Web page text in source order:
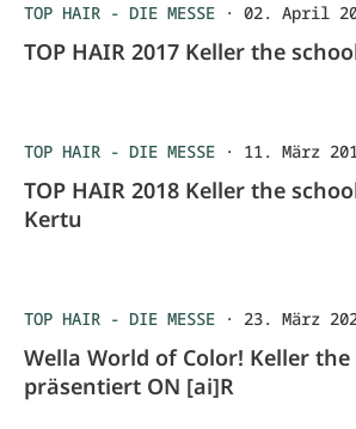
TOP HAIR - DIE MESSE · 02. April
TOP HAIR 2017 Keller the
TOP HAIR - DIE MESSE · 11. März
TOP HAIR 2018 Keller the
Kertu
TOP HAIR - DIE MESSE · 23. März
Wella World of Color! Keller the
präsentiert ON [ai]R